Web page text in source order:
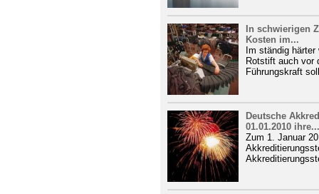
In schwierigen
Kosten im...
Im ständig härter
Rotstift auch vor
Führungskraft
Deutsche
01.01.2010 ihre...
Zum 1. Januar